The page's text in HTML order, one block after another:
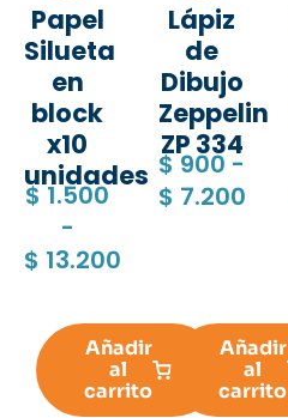
Papel
Silueta
en
block
x10
unidades
$1.500
-
$ 13.200
Añadir
al
carrito
Lápiz
de
Dibujo
Zeppelin
ZP 334
$900 -
$ 7.200
Añadir
al
carrito